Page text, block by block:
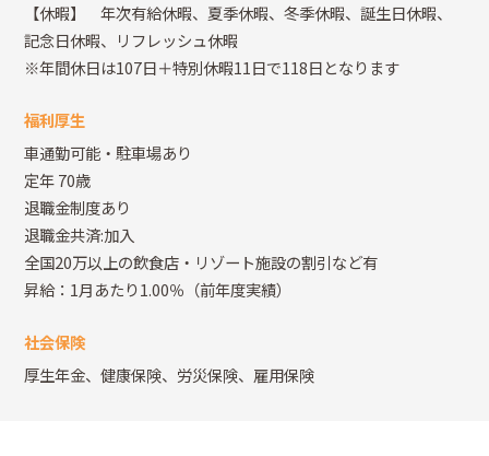
【休暇】 年次有給休暇、夏季休暇、冬季休暇、誕生日休暇、
記念日休暇、リフレッシュ休暇
※年間休日は107日＋特別休暇11日で118日となります
福利厚生
車通勤可能・駐車場あり
定年 70歳
退職金制度あり
退職金共済:加入
全国20万以上の飲食店・リゾート施設の割引など有
昇給：1月あたり1.00％（前年度実績）
社会保険
厚生年金、健康保険、労災保険、雇用保険